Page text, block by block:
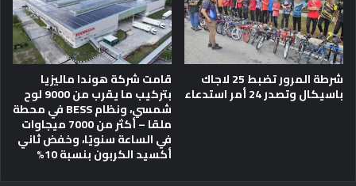
شرطة المرور تضبط 25 لاجاك
باسيكال وتصدر 24 أمر استدعاء
قامت شركة هوندا ماليزيا
بتركيب ما يقرب من 9000 لوح
شمسي، ونظام BESS في محطة
ملقا – أكثر من 7000 ميجاوات
في الساعة سنويًا، وخفض ثاني
أكسيد الكربون بنسبة 10%